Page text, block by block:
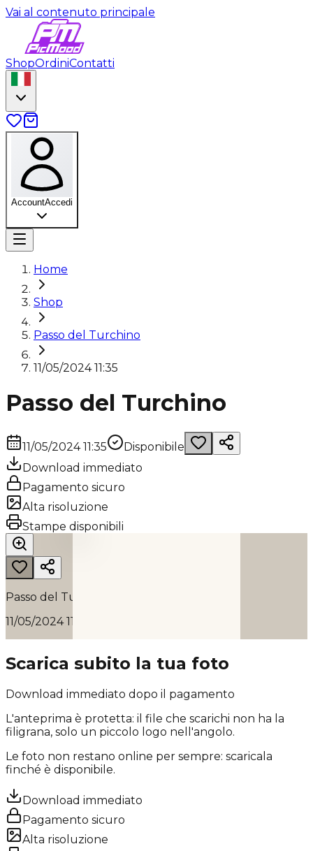
Vai al contenuto principale
ShopOrdiniContatti
AccountAccedi
Home
Shop
Passo del Turchino
11/05/2024 11:35
Passo del Turchino
11/05/2024 11:35
Disponibile
Download immediato
Pagamento sicuro
Alta risoluzione
Stampe disponibili
Passo del Turchino
11/05/2024 11:35
Scarica subito la tua foto
Download immediato dopo il pagamento
L'anteprima è protetta: il file che scarichi non ha la
filigrana, solo un piccolo logo nell'angolo.
Le foto non restano online per sempre: scaricala
finché è disponibile.
Download immediato
Pagamento sicuro
Alta risoluzione